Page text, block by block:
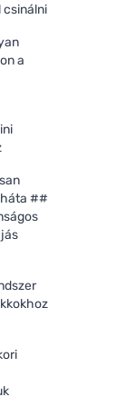
csinálni
a
háta ##